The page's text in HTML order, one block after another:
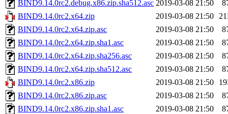
BIND9.14.0rc2.debug.x86.zip.sha512.asc 2019-03-08 21:50
BIND9.14.0rc2.x64.zip
2019-03-08 21:50
BIND9.14.0rc2.x64.zip.asc
2019-03-08 21:50
BIND9.14.0rc2.x64.zip.sha1.asc
2019-03-08 21:50
BIND9.14.0rc2.x64.zip.sha256.asc
2019-03-08 21:50
BIND9.14.0rc2.x64.zip.sha512.asc
2019-03-08 21:50
BIND9.14.0rc2.x86.zip
2019-03-08 21:50
BIND9.14.0rc2.x86.zip.asc
2019-03-08 21:50
BIND9.14.0rc2.x86.zip.sha1.asc
2019-03-08 21:50